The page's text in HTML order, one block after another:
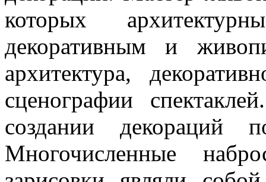
которых
декоративным и
архитектура,
сценографии
создании декораций
Многочисленные